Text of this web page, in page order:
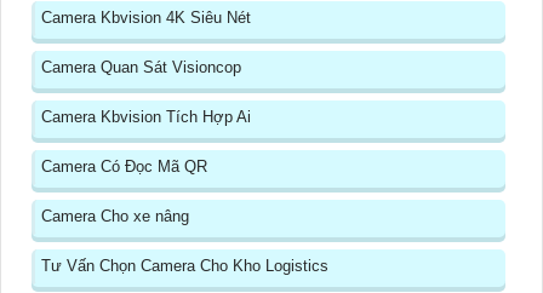
Camera Kbvision 4K Siêu Nét
Camera Quan Sát Visioncop
Camera Kbvision Tích Hợp Ai
Camera Có Đọc Mã QR
Camera Cho xe nâng
Tư Vấn Chọn Camera Cho Kho Logistics